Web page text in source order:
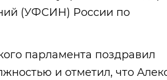
(УФСИН) России по
парламента поздравил
и отметил, что